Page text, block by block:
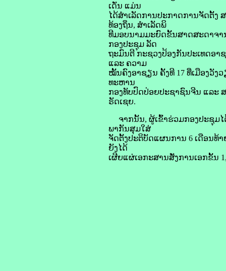
ເດັ່ນ ແມ່ນ
ໄດ້ສຳເລັດການປະກາດການຈັດຕັ້ງ
ທ້ອງຖິ່ນ, ສຳເລັດພິ
ທີມອບນາມມະຍົດຂັ້ນສາດສະດາຈາ
ກອງປະຊຸມ ລັດ
ຖະມົນຕີ ກະຊວງປ້ອງກັນປະເທດອາ
ແລະ ຄວາມ
ໝັ້ນຄົງອາຊຽນ ຄັ້ງທີ 17 ທີ່ເມືອງວັງ
ທະຫານ
ກອງທັບປົດປ່ອຍປະຊາຊົນຈີນ ແລະ
ຣັດເຊຍ.
ຈາກນັ້ນ, ຜູ້ເຂົ້າຮ່ວມກອງປະຊຸມໄ
ພາກັນສຸມໃສ່
ຈັດຕັ້ງປະຕິບັດແຜນການ 6 ເດືອນທ້
ຍັງໄດ້
ເຜີຍແຜ່ເອກະສານສັ່ງການເອກຂັ້ນ